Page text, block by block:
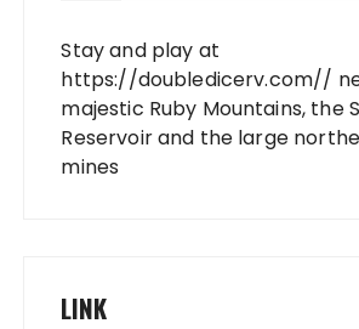
Stay and play at
https://doubledicerv.com//
majestic Ruby Mountains, the
Reservoir and the large
mines
LINK